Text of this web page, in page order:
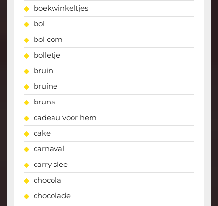
boekwinkeltjes
bol
bol com
bolletje
bruin
bruine
bruna
cadeau voor hem
cake
carnaval
carry slee
chocola
chocolade